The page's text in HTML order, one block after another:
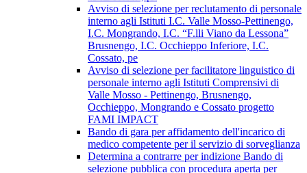
Avviso di selezione per reclutamento di personale
interno agli Istituti I.C. Valle Mosso-Pettinengo,
I.C. Mongrando, I.C. “F.lli Viano da Lessona”
Brusnengo, I.C. Occhieppo Inferiore, I.C.
Cossato, pe
Avviso di selezione per facilitatore linguistico di
personale interno agli Istituti Comprensivi di
Valle Mosso - Pettinengo, Brusnengo,
Occhieppo, Mongrando e Cossato progetto
FAMI IMPACT
Bando di gara per affidamento dell'incarico di
medico competente per il servizio di sorveglianza
Determina a contrarre per indizione Bando di
selezione pubblica con procedura aperta per